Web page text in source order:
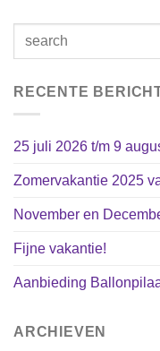
RECENTE
25 juli 2026 t/m 9
Zomervakantie 2025
November en
Fijne vakantie!
Aanbieding
ARCHIEVEN